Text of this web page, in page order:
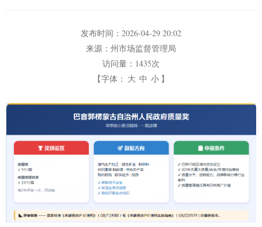
发布时间： 2026-04-29 20:02
来源： 州市场监督管理局
访问量： 1435次
【字体： 大 中 小 】